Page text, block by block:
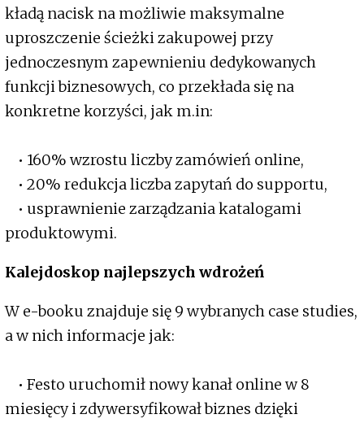
kładą nacisk na możliwie maksymalne
uproszczenie ścieżki zakupowej przy
jednoczesnym zapewnieniu dedykowanych
funkcji biznesowych, co przekłada się na
konkretne korzyści, jak m.in:
• 160% wzrostu liczby zamówień online,
• 20% redukcja liczba zapytań do supportu,
• usprawnienie zarządzania katalogami
produktowymi.
Kalejdoskop najlepszych wdrożeń
W e-booku znajduje się 9 wybranych case studies,
a w nich informacje jak:
• Festo uruchomił nowy kanał online w 8
miesięcy i zdywersyfikował biznes dzięki